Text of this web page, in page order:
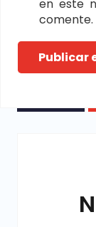
en este
comente.
Publicar